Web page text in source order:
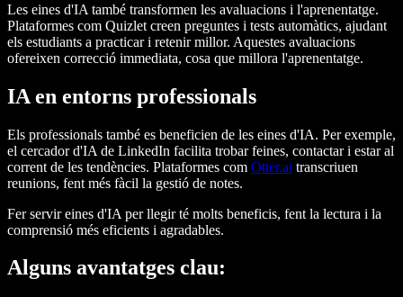
Les eines d'IA també transformen les avaluacions i l'aprenentatge.
Plataformes com Quizlet creen preguntes i tests automàtics, ajudant
els estudiants a practicar i retenir millor. Aquestes avaluacions
ofereixen correcció immediata, cosa que millora l'aprenentatge.
IA en entorns professionals
Els professionals també es beneficien de les eines d'IA. Per exemple,
el cercador d'IA de LinkedIn facilita trobar feines, contactar i estar al
corrent de les tendències. Plataformes com Otter.ai transcriuen
reunions, fent més fàcil la gestió de notes.
Fer servir eines d'IA per llegir té molts beneficis, fent la lectura i la
comprensió més eficients i agradables.
Alguns avantatges clau: